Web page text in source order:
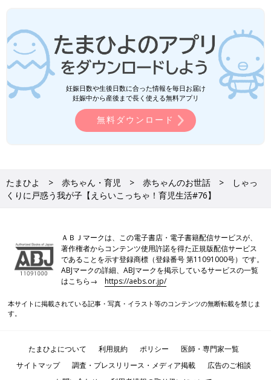
妊娠日数や生後日数に合った情報を毎日お届け
妊娠中から産後まで長く使える無料アプリ
無料ダウンロード
たまひよ 赤ちゃん・育児 赤ちゃんのお世話
しゃっ
くりに戸惑う我が子【えらいこっちゃ！育児生活#76】
ＡＢＪマークは、この電子書店・電子書籍配信サービスが、
著作権者からコンテンツ使用許諾を得た正規版配信サービス
であることを示す登録商標（登録番号 第11091000号）です。
ABJマークの詳細、ABJマークを掲示しているサービスの一覧
はこちら→https://aebs.or.jp/
本サイトに掲載されている記事・写真・イラスト等のコンテンツの無断転載を禁じま
す。
たまひよについて 利用規約 ポリシー
医師・専門家一覧
サイトマップ
調査・プレスリリース・メディア掲載
広告のご相談